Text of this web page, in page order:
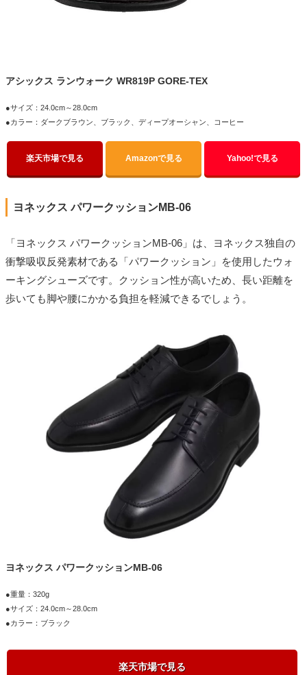
アシックス ランウォーク WR819P GORE-TEX
●サイズ：24.0cm～28.0cm
●カラー：ダークブラウン、ブラック、ディープオーシャン、コーヒー
楽天市場で見る Amazonで見る Yahoo!で見る
ヨネックス パワークッションMB-06
「ヨネックス パワークッションMB-06」は、ヨネックス独自の
衝撃吸収反発素材である「パワークッション」を使用したウォ
ーキングシューズです。クッション性が高いため、長い距離を
歩いても脚や腰にかかる負担を軽減できるでしょう。
ヨネックス パワークッションMB-06
●重量：320g
●サイズ：24.0cm～28.0cm
●カラー：ブラック
楽天市場で見る